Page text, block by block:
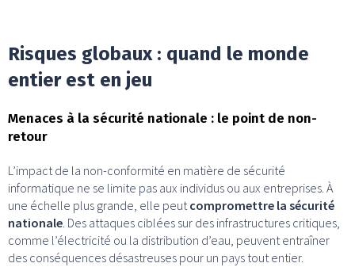
Risques globaux : quand le monde
entier est en jeu
Menaces à la sécurité nationale : le point de non-
retour
L’impact de la non-conformité en matière de sécurité
informatique ne se limite pas aux individus ou aux entreprises. À
une échelle plus grande, elle peutcompromettre la sécurité
nationale. Des attaques ciblées sur des infrastructures critiques,
comme l’électricité ou la distribution d’eau, peuvent entraîner
des conséquences désastreuses pour un pays tout entier.